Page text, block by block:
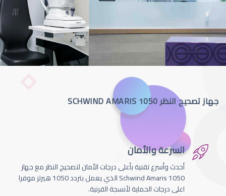
جهاز تصحيح النظر SCHWIND AMARIS 1050
السرعة والأمان
أحدث وأسرع تقنية بأعلى درجات الأمان لتصحيج النظر مع جهاز
Schwind Amaris 1050 الذي يعمل بتردد 1050 هيرتز موفرا
اعلى درجات الحماية لأنسجة القرنية.